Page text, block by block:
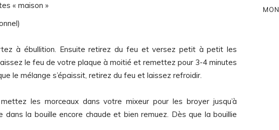
« maison »
à ébullition. Ensuite retirez du feu et versez petit à petit les
le feu de votre plaque à moitié et remettez pour 3-4 minutes
le mélange s’épaissit, retirez du feu et laissez refroidir.
les morceaux dans votre mixeur pour les broyer jusqu’à
dans la bouille encore chaude et bien remuez. Dès que la bouillie